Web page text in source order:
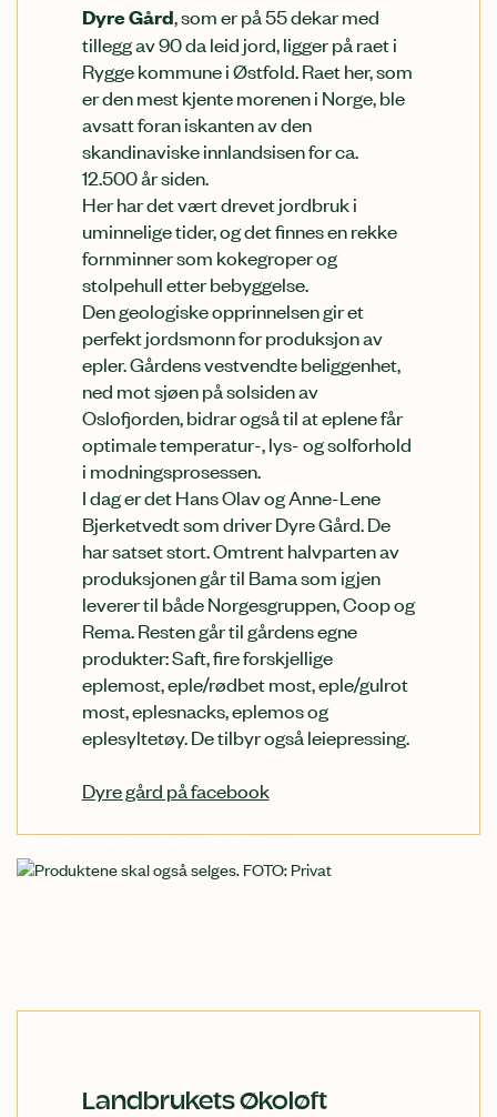
Dyre Gård , som er på 55 dekar med
tillegg av 90 da leid jord, ligger på raet i
Rygge kommune i Østfold. Raet her, som
er den mest kjente morenen i Norge, ble
avsatt foran iskanten av den
skandinaviske innlandsisen for ca.
12.500 år siden.
Her har det vært drevet jordbruk i
uminnelige tider, og det finnes en rekke
fornminner som kokegroper og
stolpehull etter bebyggelse.
Den geologiske opprinnelsen gir et
perfekt jordsmonn for produksjon av
epler. Gårdens vestvendte beliggenhet,
ned mot sjøen på solsiden av
Oslofjorden, bidrar også til at eplene får
optimale temperatur-, lys- og solforhold
i modningsprosessen.
I dag er det Hans Olav og Anne-Lene
Bjerketvedt som driver Dyre Gård. De
har satset stort. Omtrent halvparten av
produksjonen går til Bama som igjen
leverer til både Norgesgruppen, Coop og
Rema. Resten går til gårdens egne
produkter: Saft, fire forskjellige
eplemost, eple/rødbet most, eple/gulrot
most, eplesnacks, eplemos og
eplesyltetøy. De tilbyr også leiepressing.
Dyre gård på facebook
Produktene skal også selges. FOTO: Privat
Landbrukets Økoløft